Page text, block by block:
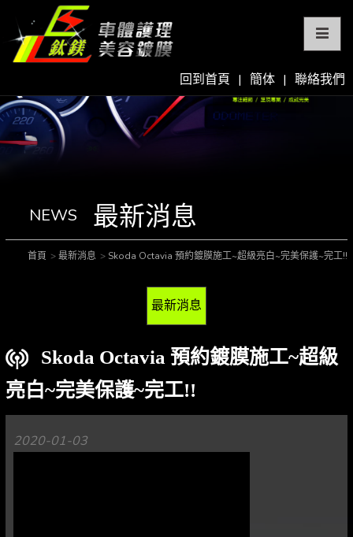
回到首頁 | 簡体 | 聯絡我們
NEWS 最新消息
首頁 最新消息 Skoda Octavia 預約鍍膜施工~超級亮白~完美保護~完工!!
最新消息
Skoda Octavia 預約鍍膜施工~超級
亮白~完美保護~完工!!
2020-01-03